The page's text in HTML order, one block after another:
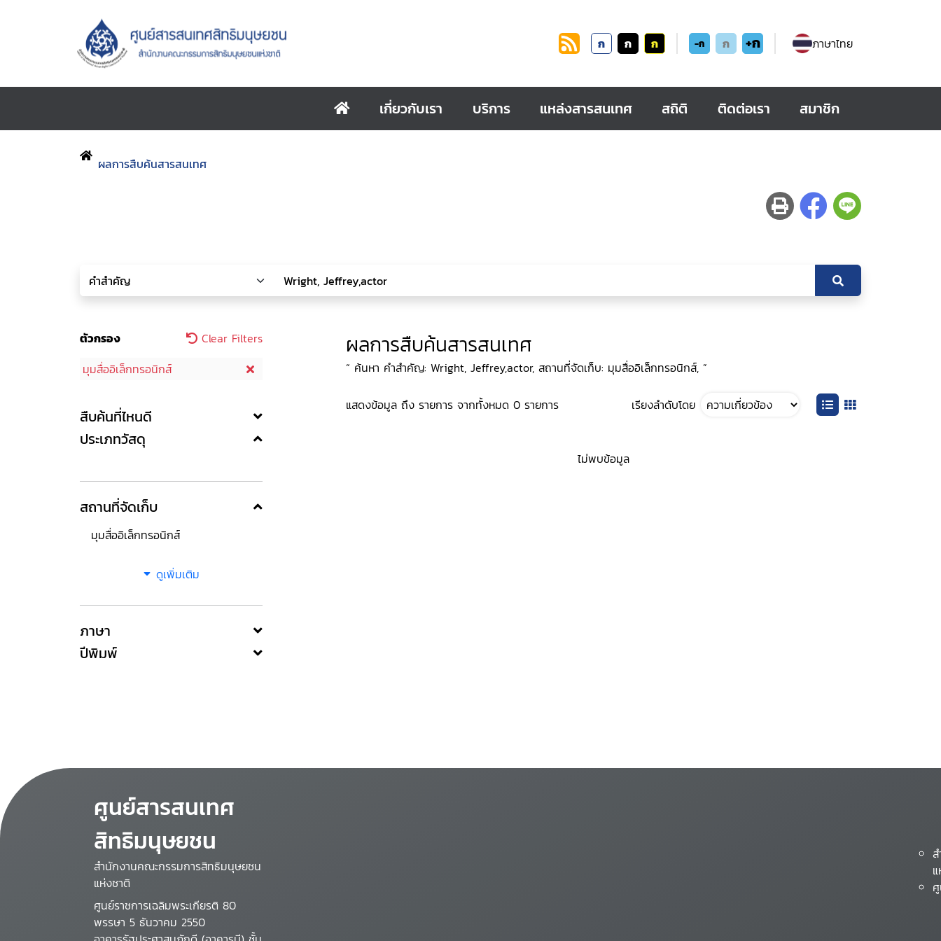
ก ก ก -ก ก +ก ภาษาไทย
เกี่ยวกับเรา บริการ แหล่งสารสนเทศ สถิติ ติดต่อเรา สมาชิก
ผลการสืบค้นสารสนเทศ
ตัวกรอง
Clear Filters
มุมสื่ออิเล็กทรอนิกส์
สืบค้นที่ไหนดี
ประเภทวัสดุ
สถานที่จัดเก็บ
มุมสื่ออิเล็กทรอนิกส์
ดูเพิ่มเติม
ภาษา
ปีพิมพ์
ผลการสืบค้นสารสนเทศ
“ ค้นหา คำสำคัญ: Wright, Jeffrey,actor, สถานที่จัดเก็บ: มุมสื่ออิเล็กทรอนิกส์, ”
แสดงข้อมูล ถึง รายการ จากทั้งหมด 0 รายการ เรียงลำดับโดย
ไม่พบข้อมูล
ศูนย์สารสนเทศ
สิทธิมนุษยชน
สำนักงานคณะกรรมการสิทธิมนุษยชน
แห่งชาติ
ศูนย์ราชการเฉลิมพระเกียรติ 80
พรรษา 5 ธันวาคม 2550